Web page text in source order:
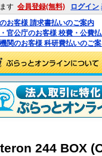
す 会員登録(無料) ログイン
お客様 請求書払いのご案内
官公庁のお客様 校費・公費
関のお客様 科研費払いのご
244 BOX